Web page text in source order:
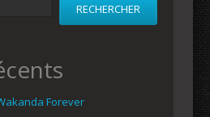
RECHERCHER
Forever